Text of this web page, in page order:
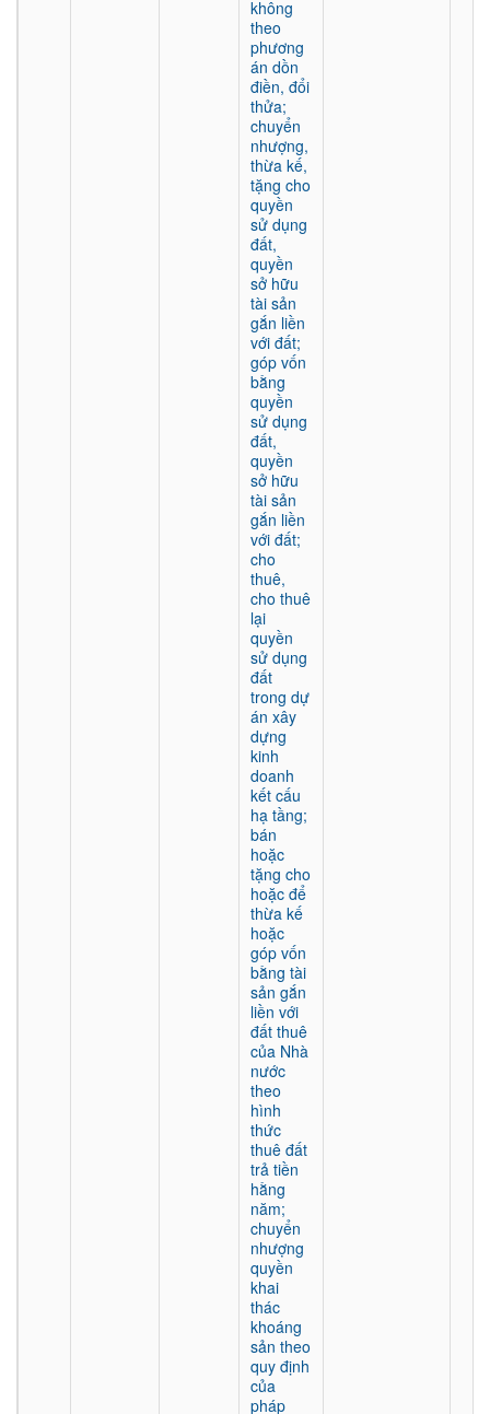
không
theo
phương
án dồn
điền, đổi
thửa;
chuyển
nhượng,
thừa kế,
tặng cho
quyền
sử dụng
đất,
quyền
sở hữu
tài sản
gắn liền
với đất;
góp vốn
bằng
quyền
sử dụng
đất,
quyền
sở hữu
tài sản
gắn liền
với đất;
cho
thuê,
cho thuê
lại
quyền
sử dụng
đất
trong dự
án xây
dựng
kinh
doanh
kết cấu
hạ tầng;
bán
hoặc
tặng cho
hoặc để
thừa kế
hoặc
góp vốn
bằng tài
sản gắn
liền với
đất thuê
của Nhà
nước
theo
hình
thức
thuê đất
trả tiền
hằng
năm;
chuyển
nhượng
quyền
khai
thác
khoáng
sản theo
quy định
của
pháp